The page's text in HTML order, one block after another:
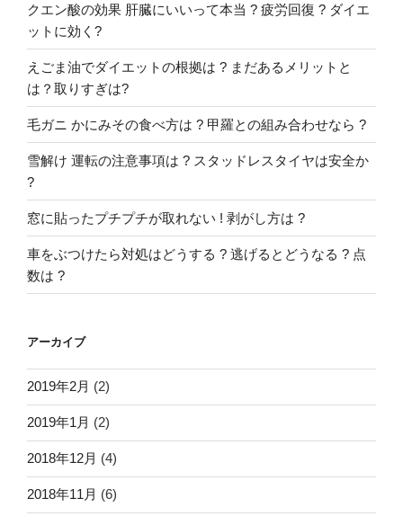
クエン酸の効果 肝臓にいいって本当 ? 疲労回復 ? ダイエ
ットに効く?
えごま油でダイエットの根拠は ? まだあるメリットと
は？取りすぎは?
毛ガニ かにみその食べ方は ? 甲羅との組み合わせなら ?
雪解け 運転の注意事項は ? スタッドレスタイヤは安全か
?
窓に貼ったプチプチが取れない ! 剥がし方は ?
車をぶつけたら対処はどうする ? 逃げるとどうなる ? 点
数は ?
アーカイブ
2019年2月 (2)
2019年1月 (2)
2018年12月 (4)
2018年11月 (6)